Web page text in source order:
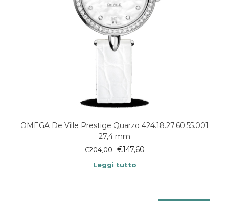
OMEGA De Ville Prestige Quarzo 424.18.27.60.55.001
27,4 mm
€204,00 €147,60
Leggi tutto